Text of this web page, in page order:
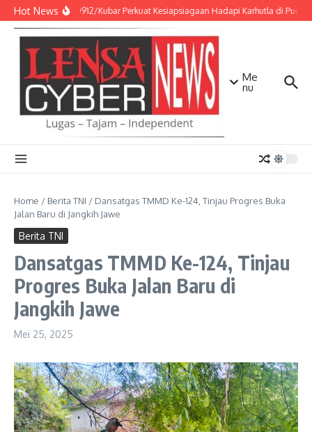
Lewati ke konten
Hot NewsKodim 0912/Kubar Perkuat Kesiapsiagaan Hadapi Karhutla di
Me
nu
Home / Berita TNI / Dansatgas TMMD Ke-124, Tinjau Progres Buka
Jalan Baru di Jangkih Jawe
Berita TNI
Dansatgas TMMD Ke-124, Tinjau
Progres Buka Jalan Baru di
Jangkih Jawe
Mei 25, 2025